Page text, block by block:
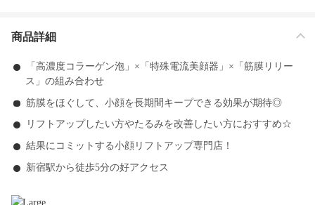
商品詳細
「高濃度コラーゲン泡」×「特殊電流美顔器」×「筋膜リリー
ス」の組み合わせ
筋膜をほぐして、小顔を長期間キープできる効果が期待◎
リフトアップしたい方やたるみを改善したい方におすすめ☆
結果にコミットする小顔リフトアップ専門店！
新宿駅から徒歩5分の好アクセス